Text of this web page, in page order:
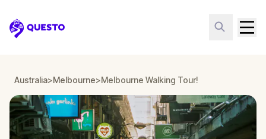
Questo
Australia>Melbourne>Melbourne Walking Tour!